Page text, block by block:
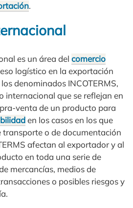
.
es un área del comercio
logístico en la exportación
denominados INCOTERMS,
internacional que se reflejan en
venta de un producto para
en los casos en los que
transporte o de documentación
afectan al exportador y al
en toda una serie de
mercancías, medios de
o posibles riesgos y